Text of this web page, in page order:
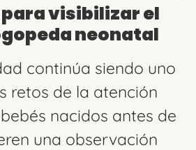
visibilizar el
neonatal
continúa siendo uno
retos de la atención
nacidos antes de
una observación